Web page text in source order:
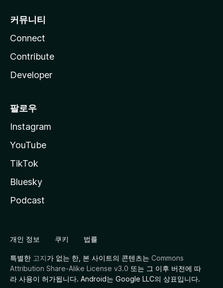
커뮤니티
Connect
Contribute
Developer
팔로우
Instagram
YouTube
TikTok
Bluesky
Podcast
개인 정보 쿠키 법률
특별한 고지가 없는 한, 본 사이트의 콘텐츠는 Commons
Attribution Share-Alike License v3.0 또는 그 이후 버전에 따
라 사용이 허가됩니다. Android는 Google LLC의 상표입니다.